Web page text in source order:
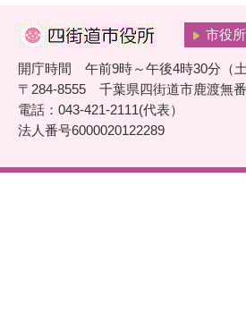
市役
開庁時間 午前9時～午後4時30分（
〒284-8555 千葉県四街道市鹿渡無
電話：043-421-2111(代表）
法人番号6000020122289